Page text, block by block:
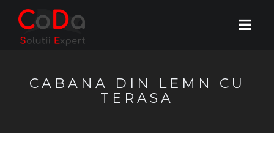
CABANA DIN LEMN CU
TERASA